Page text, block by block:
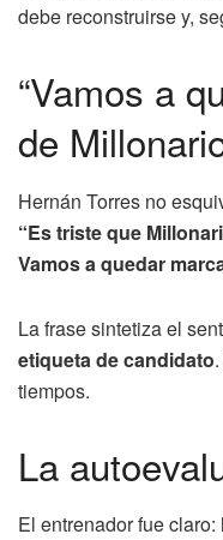
debe reconstruirse y,
“Vamos a
de
Hernán Torres no
“Es triste que
Vamos a quedar
La frase sintetiza el
etiqueta de candidato
tiempos.
La
El entrenador fue